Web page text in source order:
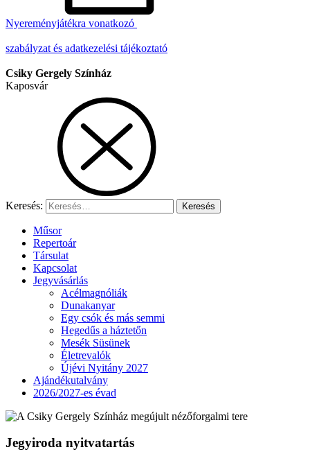
Nyereményjátékra vonatkozó
szabályzat és adatkezelési tájékoztató
Csiky Gergely Színház
Kaposvár
Keresés:
Műsor
Repertoár
Társulat
Kapcsolat
Jegyvásárlás
Acélmagnóliák
Dunakanyar
Egy csók és más semmi
Hegedűs a háztetőn
Mesék Süsünek
Életrevalók
Újévi Nyitány 2027
Ajándékutalvány
2026/2027-es évad
Jegyiroda nyitvatartás